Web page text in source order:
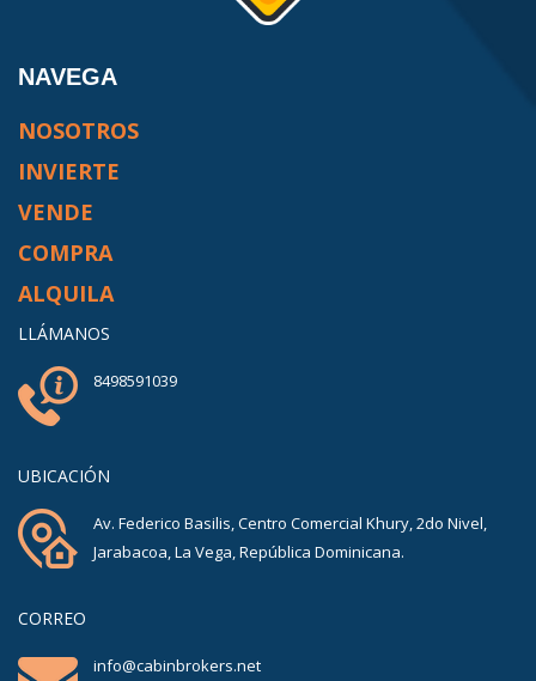
NAVEGA
NOSOTROS
INVIERTE
VENDE
COMPRA
ALQUILA
LLÁMANOS
8498591039
UBICACIÓN
Av. Federico Basilis, Centro Comercial Khury, 2do Nivel,
Jarabacoa, La Vega, República Dominicana.
CORREO
info@cabinbrokers.net